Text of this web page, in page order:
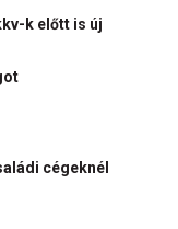
k előtt is új
cégeknél